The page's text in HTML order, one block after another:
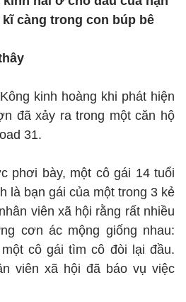
càng trong con búp bê
kinh hoàng khi phát hiện
đã xảy ra trong một căn hộ
31.
phơi bày, một cô gái 14 tuổi
là bạn gái của một trong 3 kẻ
viên xã hội rằng rất nhiều
cơn ác mộng giống nhau:
cô gái tìm cô đòi lại đầu.
viên xã hội đã báo vụ việc